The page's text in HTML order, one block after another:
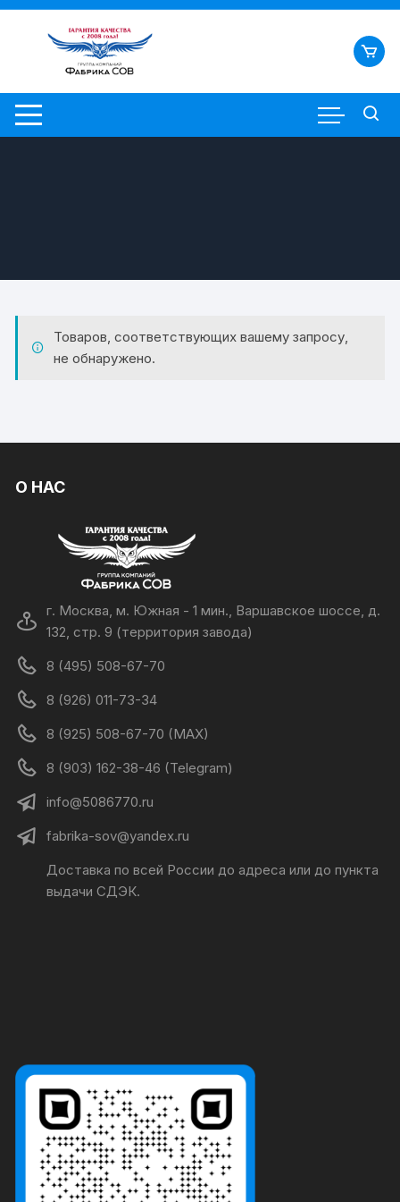
Перейти
содержимому
Товаров, соответствующих вашему запросу,
не обнаружено.
О НАС
г. Москва, м. Южная - 1 мин., Варшавское шоссе, д.
132, стр. 9 (территория завода)
8 (495) 508-67-70
8 (926) 011-73-34
8 (925) 508-67-70 (MAX)
8 (903) 162-38-46 (Telegram)
info@5086770.ru
fabrika-sov@yandex.ru
Доставка по всей России до адреса или до пункта
выдачи СДЭК.